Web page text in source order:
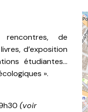
de
d’exposition
étudiantes…
».
(voir